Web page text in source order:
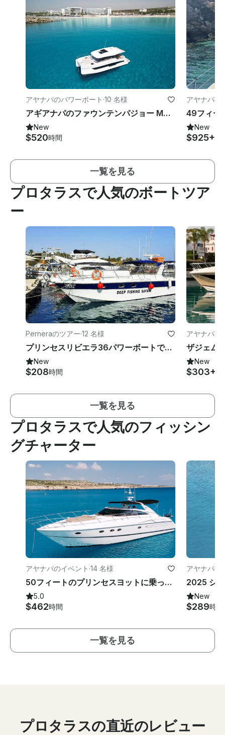
アヤナパのパワーボート ·10 名様
アギアナパのファウンテンパジョー MY4S カタマラン
New
$520時間
アヤナパの
New
$925+
一覧を見る
プロタラスで人気のボートツア
ー
Perneraのツアー·12 名様
プリンセスリビエラ36パワーボートでの2時間、3時間、または4時間のプライベートチャーター
New
$208時間
アヤナパの
New
$303+
一覧を見る
プロタラスで人気のフィッシン
グチャーター
アヤナパのイベント ·14 名様
50フィートのプリンセスヨットに乗ってアギアナパとプロタラスの海を巡る豪華旅行
5.0
$462時間
アヤナパの
New
$289時間
一覧を見る
プロタラスの直近のレビュー